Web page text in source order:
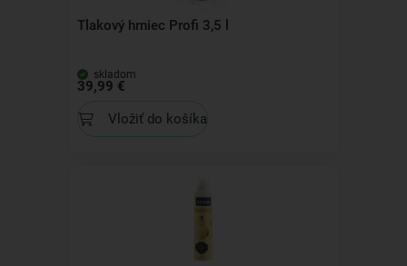
Tlakový hrniec Profi 3,5 l
skladom
39,99 €
Vložiť do košíka